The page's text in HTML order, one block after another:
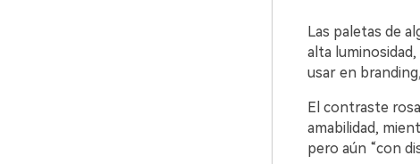
Las paletas de
alta luminosidad,
usar en
El contraste
amabilidad,
pero aún “con